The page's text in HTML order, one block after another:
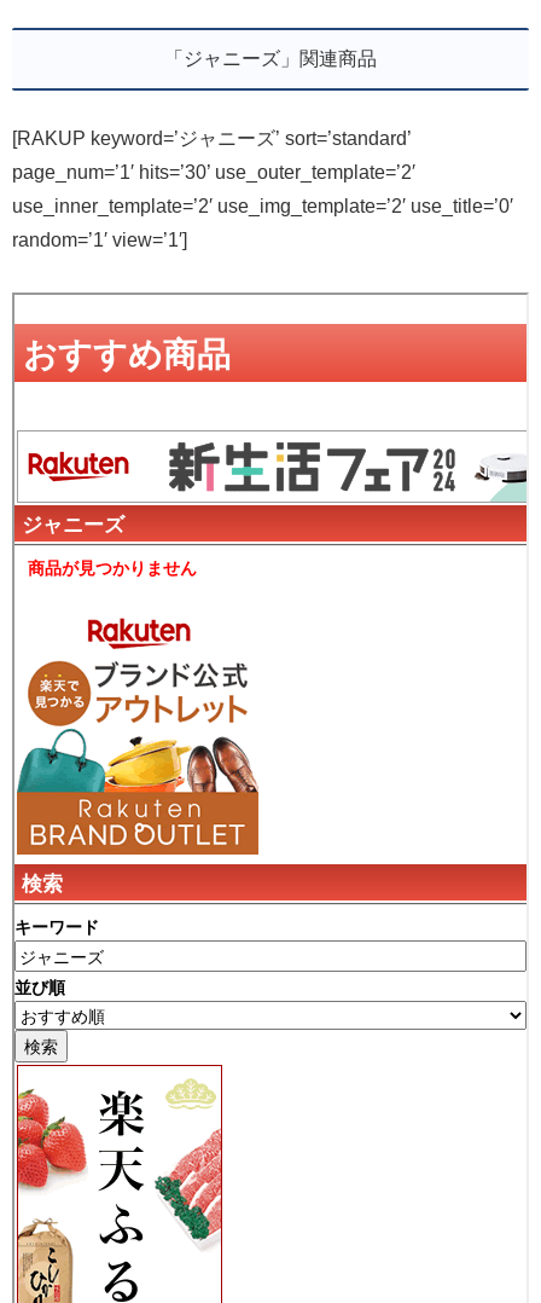
「ジャニーズ」関連商品
[RAKUP keyword=’ジャニーズ’ sort=’standard’
page_num=’1′ hits=’30’ use_outer_template=’2′
use_inner_template=’2′ use_img_template=’2′ use_title=’0′
random=’1′ view=’1′]